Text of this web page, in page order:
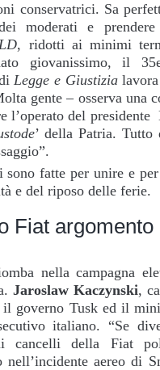
conservatrici. Sa
moderati e
, ridotti ai minimi
giovanissimo, il
diLegge e Giustizialavora
gente – osserva una
l’operato del
’ della Patria.
sono fatte per unire e
e del riposo delle ferie.
Fiat
nella campagna
Jaroslaw Kaczynski,
governo Tusk ed il
italiano. “Se
cancelli della Fiat
nell’incidente aereo di